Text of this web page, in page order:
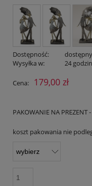
Dostępność:
dostępny
Wysyłka w:
24
Cena: 179,00 zł
PAKOWANIE NA
koszt pakowania nie